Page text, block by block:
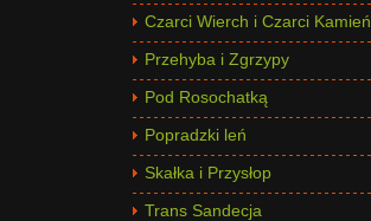
Czarci Wierch i Czarci Kamień
Przehyba i Zgrzypy
Pod Rosochatką
Popradzki leń
Skałka i Przysłop
Trans Sandecja